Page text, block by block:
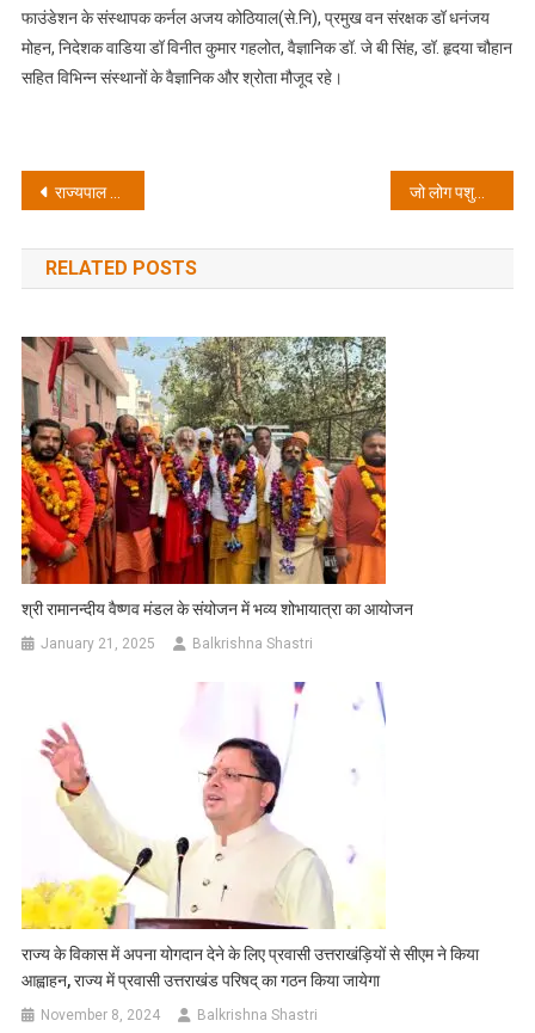
फाउंडेशन के संस्थापक कर्नल अजय कोठियाल(से.नि), प्रमुख वन संरक्षक डॉ धनंजय
मोहन, निदेशक वाडिया डॉ विनीत कुमार गहलोत, वैज्ञानिक डॉ. जे बी सिंह, डॉ. हृदया चौहान
सहित विभिन्न संस्थानों के वैज्ञानिक और श्रोता मौजूद रहे।
Post
navigation
राज्यपाल लेफ़्टिनेंट जनरल गुरमीत सिंह ने उत्कृष्ट संचालन एवं संयोजन के लिए प्रोफेसर (डॉ०) नरेश चौधरी को किया सम्मानित जो लोग पशुओं केसाथ क्रूरता कर रहे है उनके खिलाफ गैगस्टर की कार्यवाही सुनिष्चित की जाए: राजेंद्र अणथ्वाल
RELATED POSTS
श्री रामानन्दीय वैष्णव मंडल के संयोजन में भव्य शोभायात्रा का आयोजन
January 21, 2025 Balkrishna Shastri
राज्य के विकास में अपना योगदान देने के लिए प्रवासी उत्तराखंड़ियों से सीएम ने किया
आह्वाहन, राज्य में प्रवासी उत्तराखंड परिषद् का गठन किया जायेगा
November 8, 2024 Balkrishna Shastri